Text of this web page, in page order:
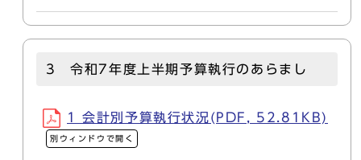
3 令和7年度上半期予算執行のあらまし
1 会計別予算執行状況(PDF, 52.81KB)
別ウィンドウで開く